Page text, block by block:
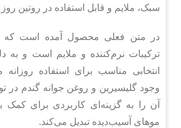
سبک، ملایم و قابل استفاده در روتین
در متن فعلی محصول آمده است که
ترکیبات نرم‌کننده و ملایم است و به
انتخابی مناسب برای استفاده
وجود گلیسیرین و روغن جوانه گندم
آن را به گزینه‌ای کاربردی برای کمک
موهای آسیب‌دیده تبدیل می‌کند.